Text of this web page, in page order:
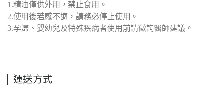
1.精油僅供外用，禁止食用。
2.使用後若感不適，請務必停止使用。
3.孕婦、嬰幼兒及特殊疾病者使用前請徵詢醫師建議。
運送方式